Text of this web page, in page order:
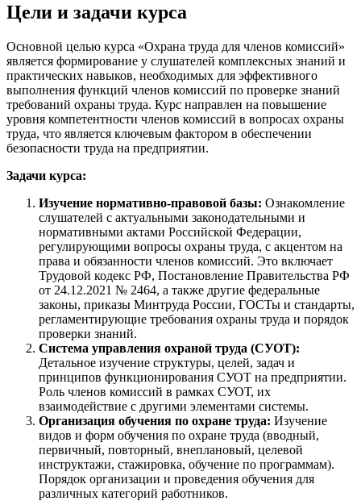
Цели и задачи курса
Основной целью курса «Охрана труда для членов комиссий»
является формирование у слушателей комплексных знаний и
практических навыков, необходимых для эффективного
выполнения функций членов комиссий по проверке знаний
требований охраны труда. Курс направлен на повышение
уровня компетентности членов комиссий в вопросах охраны
труда, что является ключевым фактором в обеспечении
безопасности труда на предприятии.
Задачи курса:
Изучение нормативно-правовой базы: Ознакомление
слушателей с актуальными законодательными и
нормативными актами Российской Федерации,
регулирующими вопросы охраны труда, с акцентом на
права и обязанности членов комиссий. Это включает
Трудовой кодекс РФ, Постановление Правительства РФ
от 24.12.2021 № 2464, а также другие федеральные
законы, приказы Минтруда России, ГОСТы и стандарты,
регламентирующие требования охраны труда и порядок
проверки знаний.
Система управления охраной труда (СУОТ):
Детальное изучение структуры, целей, задач и
принципов функционирования СУОТ на предприятии.
Роль членов комиссий в рамках СУОТ, их
взаимодействие с другими элементами системы.
Организация обучения по охране труда: Изучение
видов и форм обучения по охране труда (вводный,
первичный, повторный, внеплановый, целевой
инструктажи, стажировка, обучение по программам).
Порядок организации и проведения обучения для
различных категорий работников.